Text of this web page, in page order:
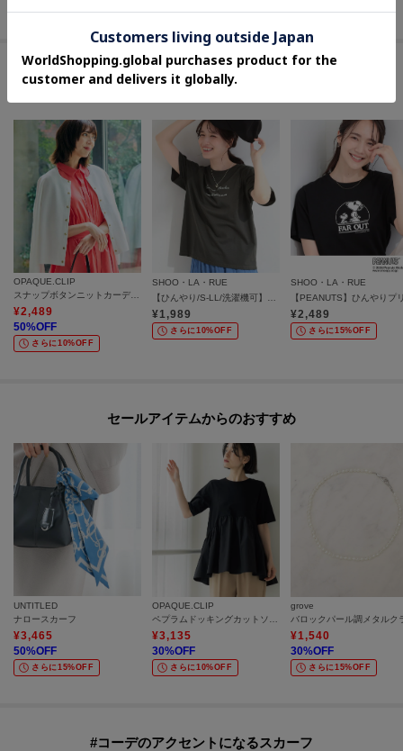
この商品を見た人はコチラの商品も
OPAQUE.CLIP
スナップボタンニットカーディガン【洗濯機OK／抗ピル】
¥2,489
50%OFF
さらに10%OFF
SHOO・LA・RUE
【ひんやり/S-LL/洗濯機可】真夏に着たい 大人のベーシックカラープリントTシャツ
¥1,989
さらに10%OFF
SHOO・LA・RUE
¥2,489
さらに15%OFF
セールアイテムからのおすすめ
UNTITLED
ナロースカーフ
¥3,465
50%OFF
さらに15%OFF
OPAQUE.CLIP
¥3,135
30%OFF
さらに10%OFF
grove
¥1,540
30%OFF
さらに15%OFF
#コーデのアクセントになるスカーフ